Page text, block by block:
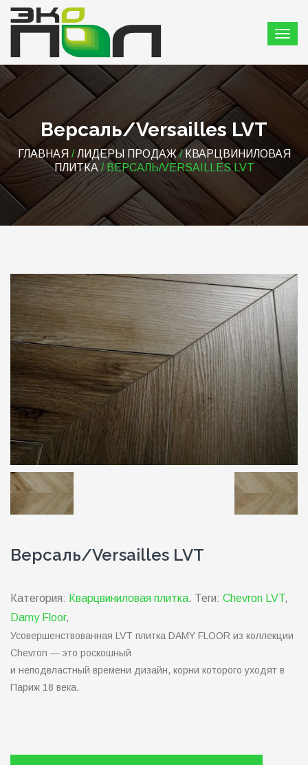
Версаль/Versailles LVT
ГЛАВНАЯ /ЛИДЕРЫ ПРОДАЖ/ КВАРЦВИНИЛОВАЯ
ПЛИТКА/ ВЕРСАЛЬ/VERSAILLES LVT
Версаль/Versailles LVT
Категория: Кварцвиниловая плитка. Теги: Chevron LVT,
Damy Floor,
Усовершенствованная LVT плитка DAMY FLOOR из коллекции
Chevron — это роскошный
и неподвластный времени дизайн, корни которого уходят в
Париж 18 века.